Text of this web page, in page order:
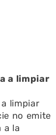
todas mis
envío
se ve